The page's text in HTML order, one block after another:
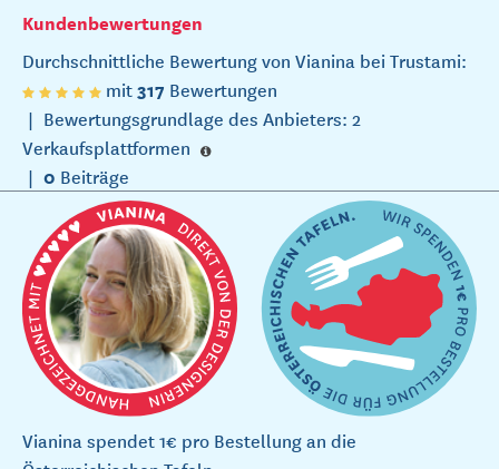
Kundenbewertungen
Durchschnittliche Bewertung von Vianina bei Trustami:
mit317 Bewertungen
| Bewertungsgrundlage des Anbieters: 2
Verkaufsplattformen
| 0 Beiträge
Vianina spendet 1€ pro Bestellung an die